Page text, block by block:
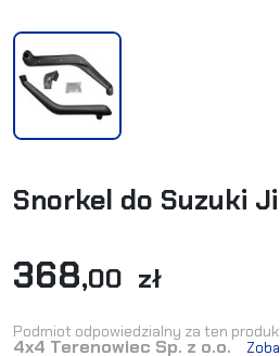
Snorkel do Suzuki
368,00 zł
Podmiot odpowiedzialny za ten
4x4 Terenowiec Sp. z o.o.